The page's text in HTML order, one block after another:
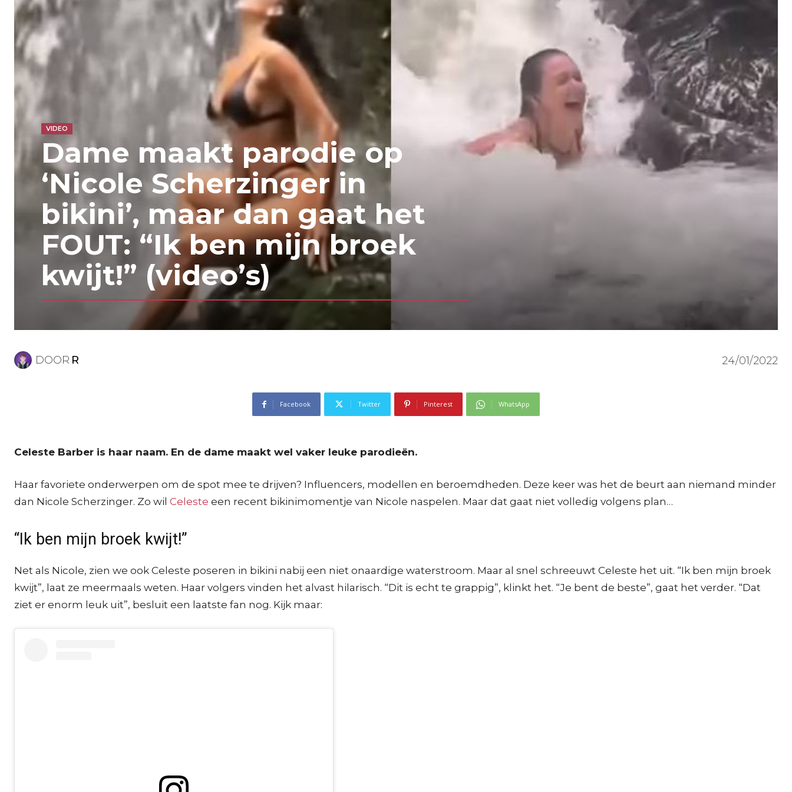
VIDEO
Dame maakt parodie op
‘Nicole Scherzinger in
bikini’, maar dan gaat het
FOUT: “Ik ben mijn broek
kwijt!” (video’s)
DOOR R 24/01/2022
Facebook Twitter Pinterest WhatsApp
Celeste Barber is haar naam. En de dame maakt wel vaker leuke parodieën.
Haar favoriete onderwerpen om de spot mee te drijven? Influencers, modellen en beroemdheden. Deze keer was het de beurt aan niemand minder
dan Nicole Scherzinger. Zo wil Celeste een recent bikinimomentje van Nicole naspelen. Maar dat gaat niet volledig volgens plan…
“Ik ben mijn broek kwijt!”
Net als Nicole, zien we ook Celeste poseren in bikini nabij een niet onaardige waterstroom. Maar al snel schreeuwt Celeste het uit. “Ik ben mijn broek
kwijt”, laat ze meermaals weten. Haar volgers vinden het alvast hilarisch. “Dit is echt te grappig”, klinkt het. “Je bent de beste”, gaat het verder. “Dat
ziet er enorm leuk uit”, besluit een laatste fan nog. Kijk maar: